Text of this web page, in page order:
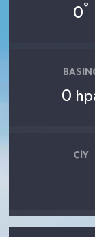
0°
0
ÇIY